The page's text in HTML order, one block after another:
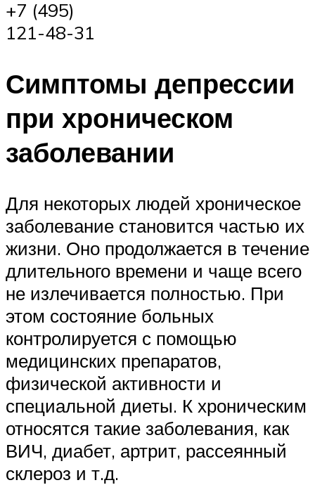
+7 (495)
121-48-31
Симптомы депрессии
при хроническом
заболевании
Для некоторых людей хроническое
заболевание становится частью их
жизни. Оно продолжается в течение
длительного времени и чаще всего
не излечивается полностью. При
этом состояние больных
контролируется с помощью
медицинских препаратов,
физической активности и
специальной диеты. К хроническим
относятся такие заболевания, как
ВИЧ, диабет, артрит, рассеянный
склероз и т.д.